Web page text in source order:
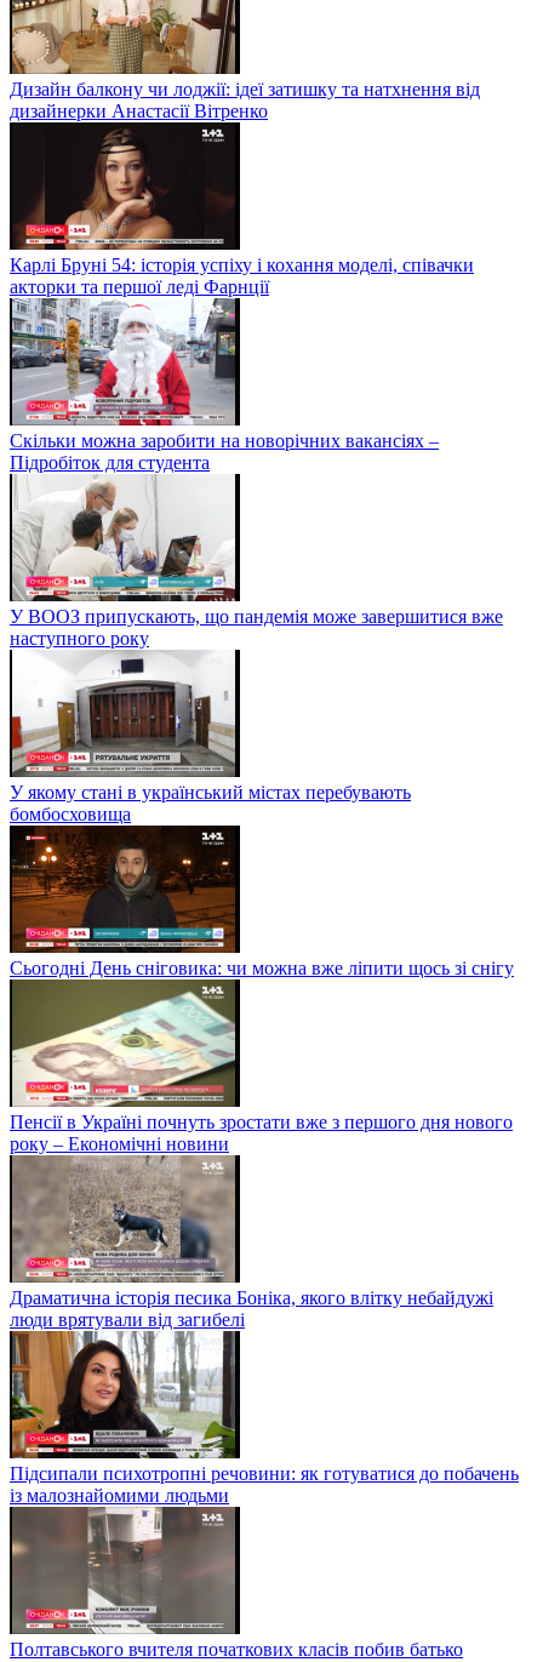
Дизайн балкону чи лоджії: ідеї затишку та натхнення від
дизайнерки Анастасії Вітренко
Карлі Бруні 54: історія успіху і кохання моделі, співачки
акторки та першої леді Фарнції
Скільки можна заробити на новорічних вакансіях –
Підробіток для студента
У ВООЗ припускають, що пандемія може завершитися вже
наступного року
У якому стані в український містах перебувають
бомбосховища
Сьогодні День сніговика: чи можна вже ліпити щось зі снігу
Пенсії в Україні почнуть зростати вже з першого дня нового
року – Економічні новини
Драматична історія песика Боніка, якого влітку небайдужі
люди врятували від загибелі
Підсипали психотропні речовини: як готуватися до побачень
із малознайомими людьми
Полтавського вчителя початкових класів побив батько